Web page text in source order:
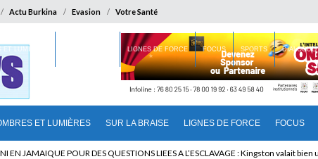
Actu Burkina Evasion Votre Santé
ET LUMIÈRES SUR LA BRAISE LIGNES DE FORCE FOCUS
ET LUMIÈRES LIGNES DE FORCE FOCUS SPORTS
A LA TETE DU SENAT BENINOIS : Quand Patrice quitte le pouvoir sans partir !